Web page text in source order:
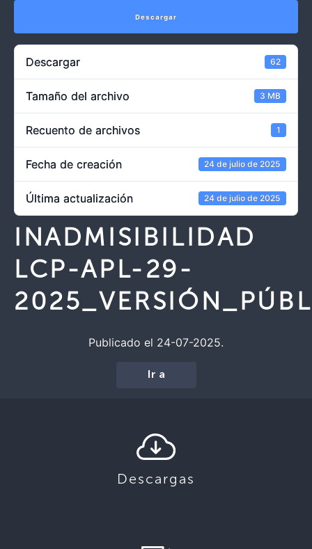
Descargar
Descargar 62
Tamaño del archivo 3 MB
Recuento de archivos 1
Fecha de creación 24 de julio de 2025
Última actualización 24 de julio de 2025
INADMISIBILIDAD
LCP-APL-29-
Publicado el 24-07-2025.
Ir a
Descargas